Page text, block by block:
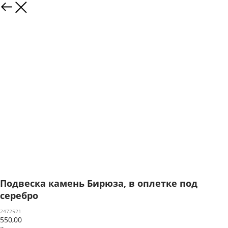
Подвеска камень Бирюза, в оплетке под
серебро
2472521
550,00